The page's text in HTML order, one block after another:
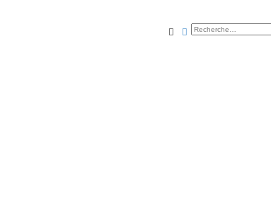
Rechercher
Recherche avancée